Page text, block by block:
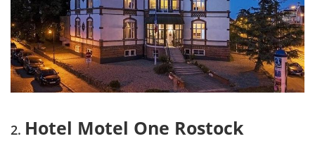
Hotel Motel One Rostock